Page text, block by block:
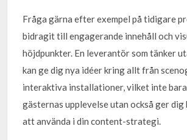
Fråga gärna efter exempel på tidigare
bidragit till engagerande innehåll och
höjdpunkter. En leverantör som tänker
kan ge dig nya idéer kring allt från
interaktiva installationer, vilket inte
gästernas upplevelse utan också ger
att använda i din content-strategi.